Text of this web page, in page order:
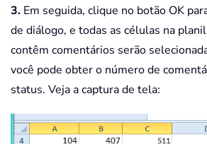
3. Em seguida, clique no botão OK
de diálogo, e todas as células na
contêm comentários serão
você pode obter o número de
status. Veja a captura de tela: